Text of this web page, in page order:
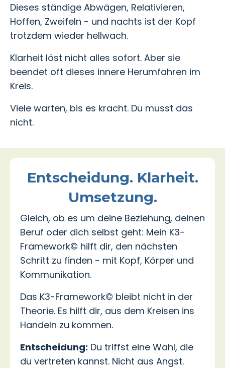
Dieses ständige Abwägen, Relativieren,
Hoffen, Zweifeln - und nachts ist der Kopf
trotzdem wieder hellwach.
Klarheit löst nicht alles sofort. Aber sie
beendet oft dieses innere Herumfahren im
Kreis.
Viele warten, bis es kracht. Du musst das
nicht.
Entscheidung. Klarheit.
Umsetzung.
Gleich, ob es um deine Beziehung, deinen
Beruf oder dich selbst geht: Mein K3-
Framework© hilft dir, den nächsten
Schritt zu finden - mit Kopf, Körper und
Kommunikation.
Das K3-Framework© bleibt nicht in der
Theorie. Es hilft dir, aus dem Kreisen ins
Handeln zu kommen.
Entscheidung: Du triffst eine Wahl, die
du vertreten kannst. Nicht aus Angst.